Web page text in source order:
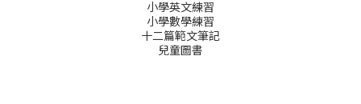
小學英文練習
小學數學練習
十二篇範文筆記
兒童圖書